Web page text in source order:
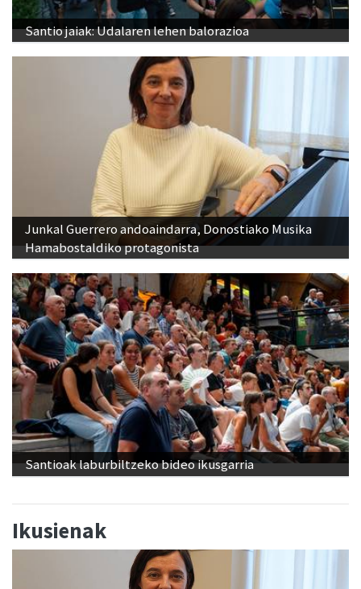
Santio jaiak: Udalaren lehen balorazioa
Junkal Guerrero andoaindarra, Donostiako Musika
Hamabostaldiko protagonista
Santioak laburbiltzeko bideo ikusgarria
Ikusienak